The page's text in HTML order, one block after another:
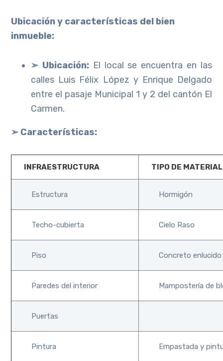
Ubicación y características del bien
inmueble:
➢ Ubicación: El local se encuentra en las
calles Luis Félix López y Enrique Delgado
entre el pasaje Municipal 1 y 2 del cantón El
Carmen.
➢ Características:
INFRAESTRUCTURA TIPO DE MATERIAL
Estructura Hormigón
Techo-cubierta Cielo Raso
Piso Concreto
Paredes del interior Mampostería de
Puertas
Pintura Empastada y